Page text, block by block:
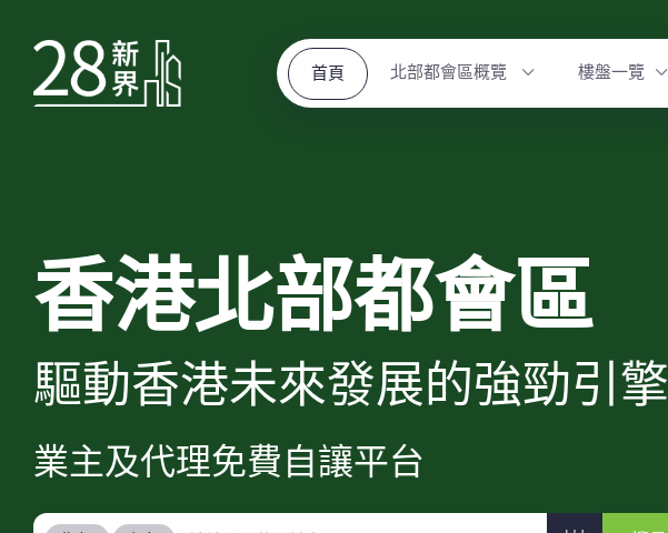
首頁 北部都會區概覽 樓盤一覽
香港北部都會區
驅動香港未來發展的強勁引擎
業主及代理免費自讓平台